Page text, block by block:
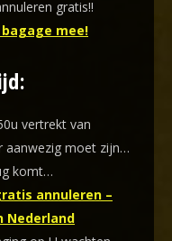
gratis!!
mee!
vertrekt van
aanwezig moet zijn…
komt…
annuleren –
Nederland